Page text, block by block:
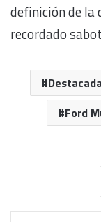
definición de la
recordado
Destacada
Ford